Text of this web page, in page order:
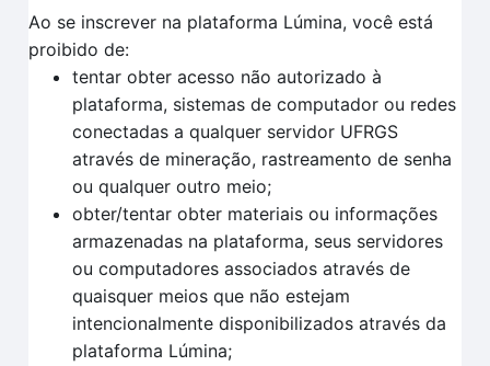
Ao se inscrever na plataforma Lúmina, você está
proibido de:
tentar obter acesso não autorizado à
plataforma, sistemas de computador ou redes
conectadas a qualquer servidor UFRGS
através de mineração, rastreamento de senha
ou qualquer outro meio;
obter/tentar obter materiais ou informações
armazenadas na plataforma, seus servidores
ou computadores associados através de
quaisquer meios que não estejam
intencionalmente disponibilizados através da
plataforma Lúmina;